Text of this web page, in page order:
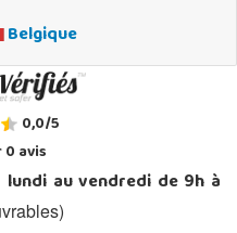
Belgique
0,0/5
0avis
lundi au vendredi de 9h à